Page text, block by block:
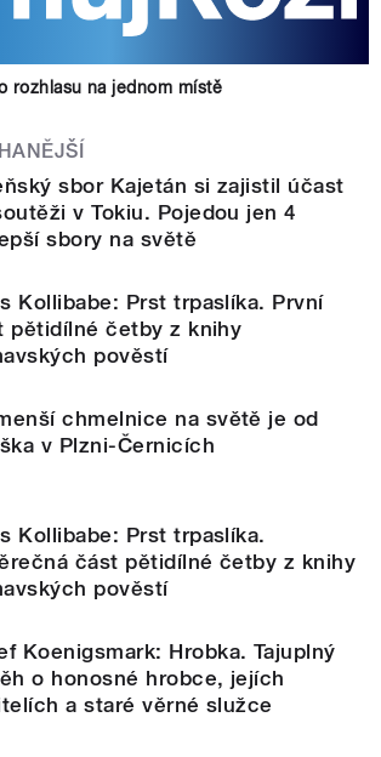
rozhlasu na jednom místě
sbor Kajetán si zajistil účast
v Tokiu. Pojedou jen 4
sbory na světě
Kollibabe: Prst trpaslíka. První
pětidílné četby z knihy
pověstí
chmelnice na světě je od
v Plzni-Černicích
Kollibabe: Prst trpaslíka.
část pětidílné četby z knihy
pověstí
Koenigsmark: Hrobka. Tajuplný
o honosné hrobce, jejích
a staré věrné služce